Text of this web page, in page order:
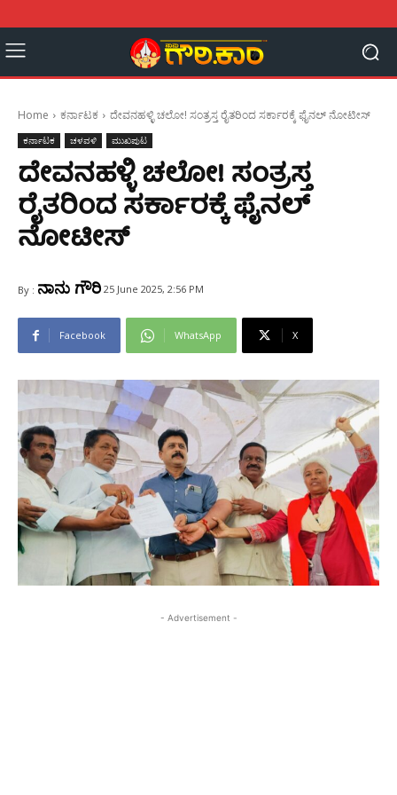
Home ಕರ್ನಾಟಕ ದೇವನಹಳ್ಳಿ ಚಲೋ! ಸಂತ್ರಸ್ತ ರೈತರಿಂದ ಸರ್ಕಾರಕ್ಕೆ ಫೈನಲ್‌ ನೋಟೀಸ್‌
ಕರ್ನಾಟಕ ಚಳವಳಿ ಮುಖಪುಟ
ದೇವನಹಳ್ಳಿ ಚಲೋ! ಸಂತ್ರಸ್ತ
ರೈತರಿಂದ ಸರ್ಕಾರಕ್ಕೆ ಫೈನಲ್‌
ನೋಟೀಸ್‌
By : ನಾನು ಗೌರಿ 25 June 2025, 2:56 PM
Facebook WhatsApp X
- Advertisement -